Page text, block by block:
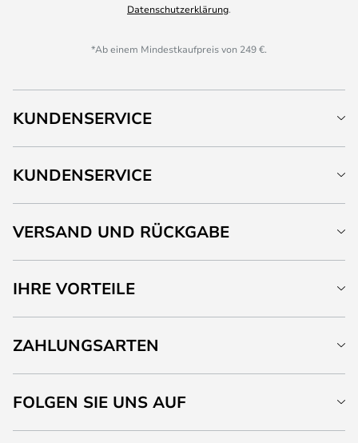
Datenschutzerklärung.
*Ab einem Mindestkaufpreis von 249 €.
KUNDENSERVICE
KUNDENSERVICE
VERSAND UND RÜCKGABE
IHRE VORTEILE
ZAHLUNGSARTEN
FOLGEN SIE UNS AUF